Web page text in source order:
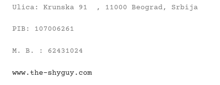
Ulica: Krunska 91 , 11000 Beograd, Srbija
PIB: 107006261
M. B. : 62431024
www.the-shyguy.com